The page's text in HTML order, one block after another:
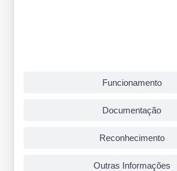
Funcionamento
Documentação
Reconhecimento
Outras Informações